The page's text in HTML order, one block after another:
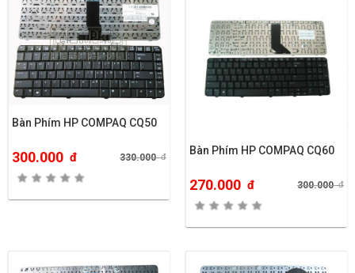
Bàn Phím HP COMPAQ CQ50
300.000 đ 330.000đ
Bàn Phím HP COMPAQ CQ60
270.000 đ 300.000đ